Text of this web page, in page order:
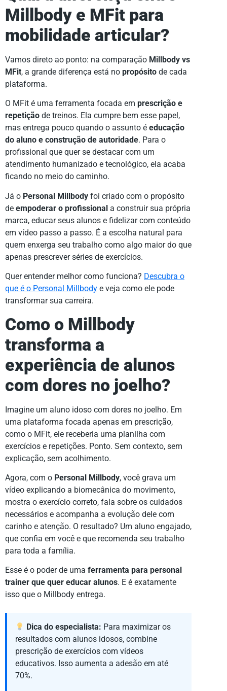
Millbody e MFit para
mobilidade articular?
Vamos direto ao ponto: na comparação Millbody vs
MFit, a grande diferença está no propósito de cada
plataforma.
O MFit é uma ferramenta focada em prescrição e
repetição de treinos. Ela cumpre bem esse papel,
mas entrega pouco quando o assunto é educação
do aluno e construção de autoridade. Para o
profissional que quer se destacar com um
atendimento humanizado e tecnológico, ela acaba
ficando no meio do caminho.
Já o Personal Millbody foi criado com o propósito
de empoderar o profissional a construir sua própria
marca, educar seus alunos e fidelizar com conteúdo
em vídeo passo a passo. É a escolha natural para
quem enxerga seu trabalho como algo maior do que
apenas prescrever séries de exercícios.
Quer entender melhor como funciona? Descubra o
que é o Personal Millbody e veja como ele pode
transformar sua carreira.
Como o Millbody
transforma a
experiência de alunos
com dores no joelho?
Imagine um aluno idoso com dores no joelho. Em
uma plataforma focada apenas em prescrição,
como o MFit, ele receberia uma planilha com
exercícios e repetições. Ponto. Sem contexto, sem
explicação, sem acolhimento.
Agora, com o Personal Millbody, você grava um
vídeo explicando a biomecânica do movimento,
mostra o exercício correto, fala sobre os cuidados
necessários e acompanha a evolução dele com
carinho e atenção. O resultado? Um aluno engajado,
que confia em você e que recomenda seu trabalho
para toda a família.
Esse é o poder de uma ferramenta para personal
trainer que quer educar alunos. E é exatamente
isso que o Millbody entrega.
Dica do especialista: Para maximizar os
resultados com alunos idosos, combine
prescrição de exercícios com vídeos
educativos. Isso aumenta a adesão em até
70%.